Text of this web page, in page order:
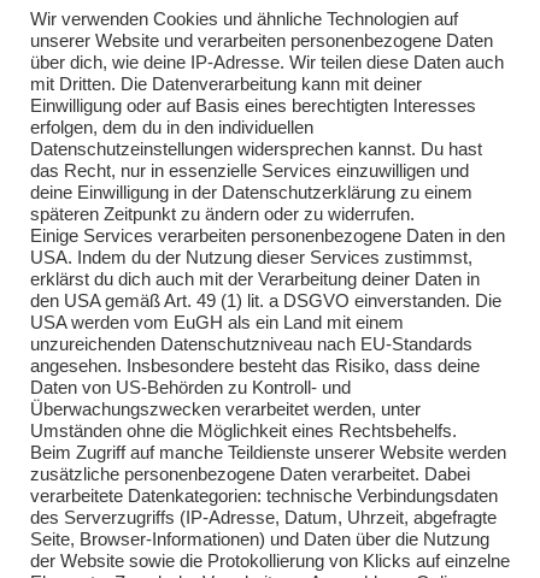
Einsätze 2024
Einsätze 2025
Übungen 2018
Übungen 2019
Übungen 2020
Übungen 2021
Übungen 2022
Übungen 2023
Übungen 2024
Übungen 2025
Wir verwenden Cookies und ähnliche Technologien auf
unserer Website und verarbeiten personenbezogene Daten
über dich, wie deine IP-Adresse. Wir teilen diese Daten auch
mit Dritten. Die Datenverarbeitung kann mit deiner
Einwilligung oder auf Basis eines berechtigten Interesses
erfolgen, dem du in den individuellen
Datenschutzeinstellungen widersprechen kannst. Du hast
das Recht, nur in essenzielle Services einzuwilligen und
deine Einwilligung in der Datenschutzerklärung zu einem
späteren Zeitpunkt zu ändern oder zu widerrufen.
Einige Services verarbeiten personenbezogene Daten in den
USA. Indem du der Nutzung dieser Services zustimmst,
erklärst du dich auch mit der Verarbeitung deiner Daten in
den USA gemäß Art. 49 (1) lit. a DSGVO einverstanden. Die
USA werden vom EuGH als ein Land mit einem
unzureichenden Datenschutzniveau nach EU-Standards
angesehen. Insbesondere besteht das Risiko, dass deine
Daten von US-Behörden zu Kontroll- und
Überwachungszwecken verarbeitet werden, unter
Umständen ohne die Möglichkeit eines Rechtsbehelfs.
Beim Zugriff auf manche Teildienste unserer Website werden
zusätzliche personenbezogene Daten verarbeitet. Dabei
verarbeitete Datenkategorien: technische Verbindungsdaten
des Serverzugriffs (IP-Adresse, Datum, Uhrzeit, abgefragte
Seite, Browser-Informationen) und Daten über die Nutzung
der Website sowie die Protokollierung von Klicks auf einzelne